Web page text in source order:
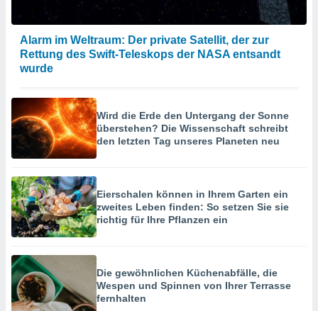
Alarm im Weltraum: Der private Satellit, der zur
Rettung des Swift-Teleskops der NASA entsandt
wurde
Wird die Erde den Untergang der Sonne
überstehen? Die Wissenschaft schreibt
den letzten Tag unseres Planeten neu
Eierschalen können in Ihrem Garten ein
zweites Leben finden: So setzen Sie sie
richtig für Ihre Pflanzen ein
Die gewöhnlichen Küchenabfälle, die
Wespen und Spinnen von Ihrer Terrasse
fernhalten